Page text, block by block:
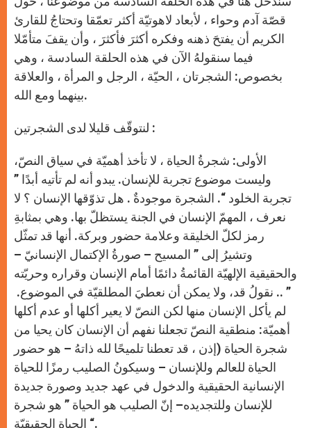
p e
r
k
قصّة آدم وحواء ، لأبعاد لاهوتيّة أكثر تعمّقا وتحتاجُ للقارئ
الكريم أن يفتحَ ذهنه وفكره أكثرَ فأكثرَ ، وأن يقفَ متأمّلا
فيما سنقولهُ الآن في هذه الحلقة السادسة ، وهي
بخصوص: الشجرتان ، الحيّة ، الرجل و المرأة ، والعلاقة
بينهما ومع الله.
لنتوقّف قليلا لدى الشجرتين :
الأولى: شجرةُ الحياة ، لا تأخذ أهميّة في سياق النصّ،
وليست موضوع تجربة للإنسان. يبدو أنه لم تأتيه أبدًا ”
تجربة الخلود “. الشجرة موجودةٌ . هل تذوّقها الإنسان ؟ لا
نعرف ، المهمّ الإنسان في الجنة يستظلّ بها. وهي بمثابةِ
رمز لكلّ الخليقة وعلامة حضور وبركة. أنها قد تمثّل
وتشيرُ إلى ” المسيح – صورةُ الإكتمال الإنسانيّ –
والحقيقية الإلهيّة القائمةُ دائمًا أمام الإنسان وقراره وحريّته
” .. نقولُ قد، ولا يمكن أن نعطيَ المطلقيّة في الموضوع.
لم يأكل الإنسان منها لكن النصّ لا يعير أكلها أو عدم أكلها
أهميّة: منطقية النصّ تجعلنا نفهم أن الإنسان كان يحيا من
شجرة الحياة (إذن ، قد تعطنا تلميحًا لله ذاتهُ – هو حضور
الحياة للعالم وللإنسان – وسيكونُ الصليب رمزًا للحياة
الإنسانية الحقيقية والدخول في عهد جديد وصورة جديدة
للإنسان وللتجديده– إنّ الصليب هو الحياة ” هو شجرة
الحياة الحقيقيّة “.